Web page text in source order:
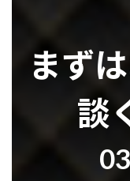
まず
談